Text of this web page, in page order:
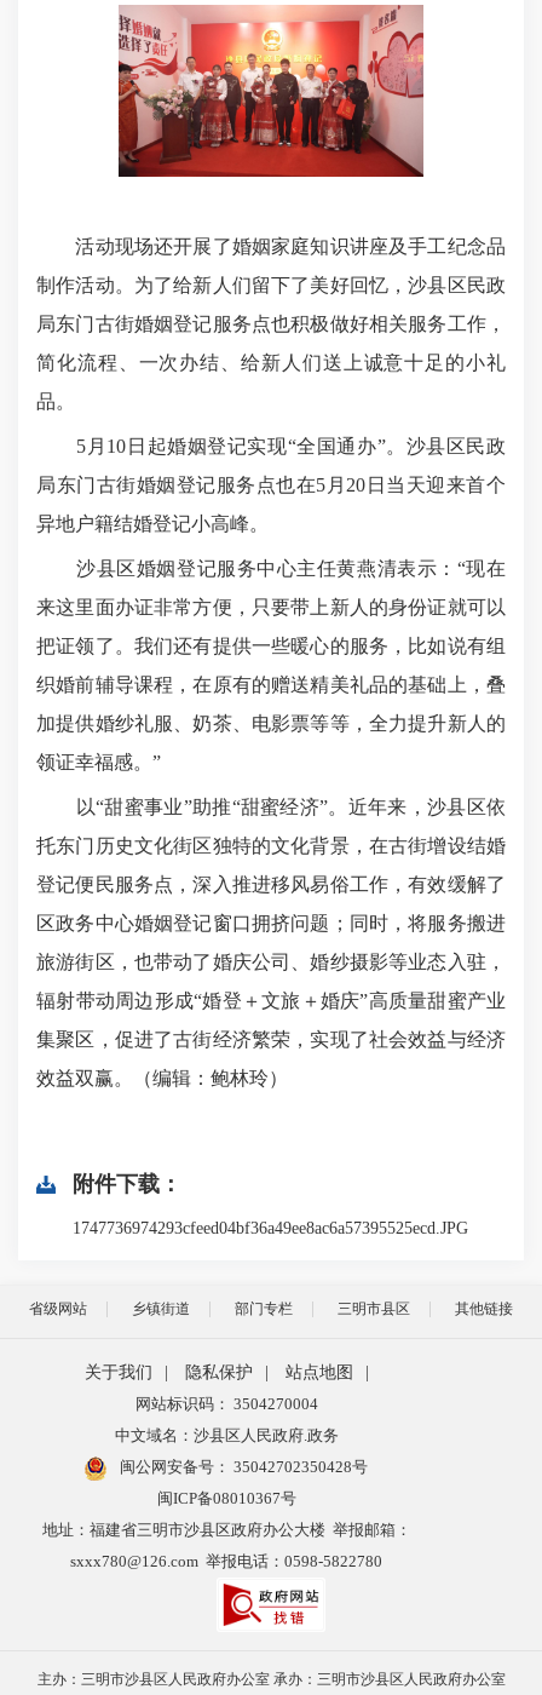
活动现场还开展了婚姻家庭知识讲座及手工纪念品
制作活动。为了给新人们留下了美好回忆，沙县区民政
局东门古街婚姻登记服务点也积极做好相关服务工作，
简化流程、一次办结、给新人们送上诚意十足的小礼
品。
5月10日起婚姻登记实现“全国通办”。沙县区民政
局东门古街婚姻登记服务点也在5月20日当天迎来首个
异地户籍结婚登记小高峰。
沙县区婚姻登记服务中心主任黄燕清表示：“现在
来这里面办证非常方便，只要带上新人的身份证就可以
把证领了。我们还有提供一些暖心的服务，比如说有组
织婚前辅导课程，在原有的赠送精美礼品的基础上，叠
加提供婚纱礼服、奶茶、电影票等等，全力提升新人的
领证幸福感。”
以“甜蜜事业”助推“甜蜜经济”。近年来，沙县区依
托东门历史文化街区独特的文化背景，在古街增设结婚
登记便民服务点，深入推进移风易俗工作，有效缓解了
区政务中心婚姻登记窗口拥挤问题；同时，将服务搬进
旅游街区，也带动了婚庆公司、婚纱摄影等业态入驻，
辐射带动周边形成“婚登＋文旅＋婚庆”高质量甜蜜产业
集聚区，促进了古街经济繁荣，实现了社会效益与经济
效益双赢。（编辑：鲍林玲）
附件下载：
1747736974293cfeed04bf36a49ee8ac6a57395525ecd.JPG
省级网站 乡镇街道 部门专栏 三明市县区 其他链接
关于我们 | 隐私保护 | 站点地图
|
网站标识码： 3504270004
中文域名：沙县区人民政府.政务
闽公网安备号： 35042702350428号
闽ICP备08010367号
地址：福建省三明市沙县区政府办公大楼 举报邮箱：
sxxx780@126.com 举报电话：0598-5822780
主办：三明市沙县区人民政府办公室 承办：三明市沙县区人民政府办公室